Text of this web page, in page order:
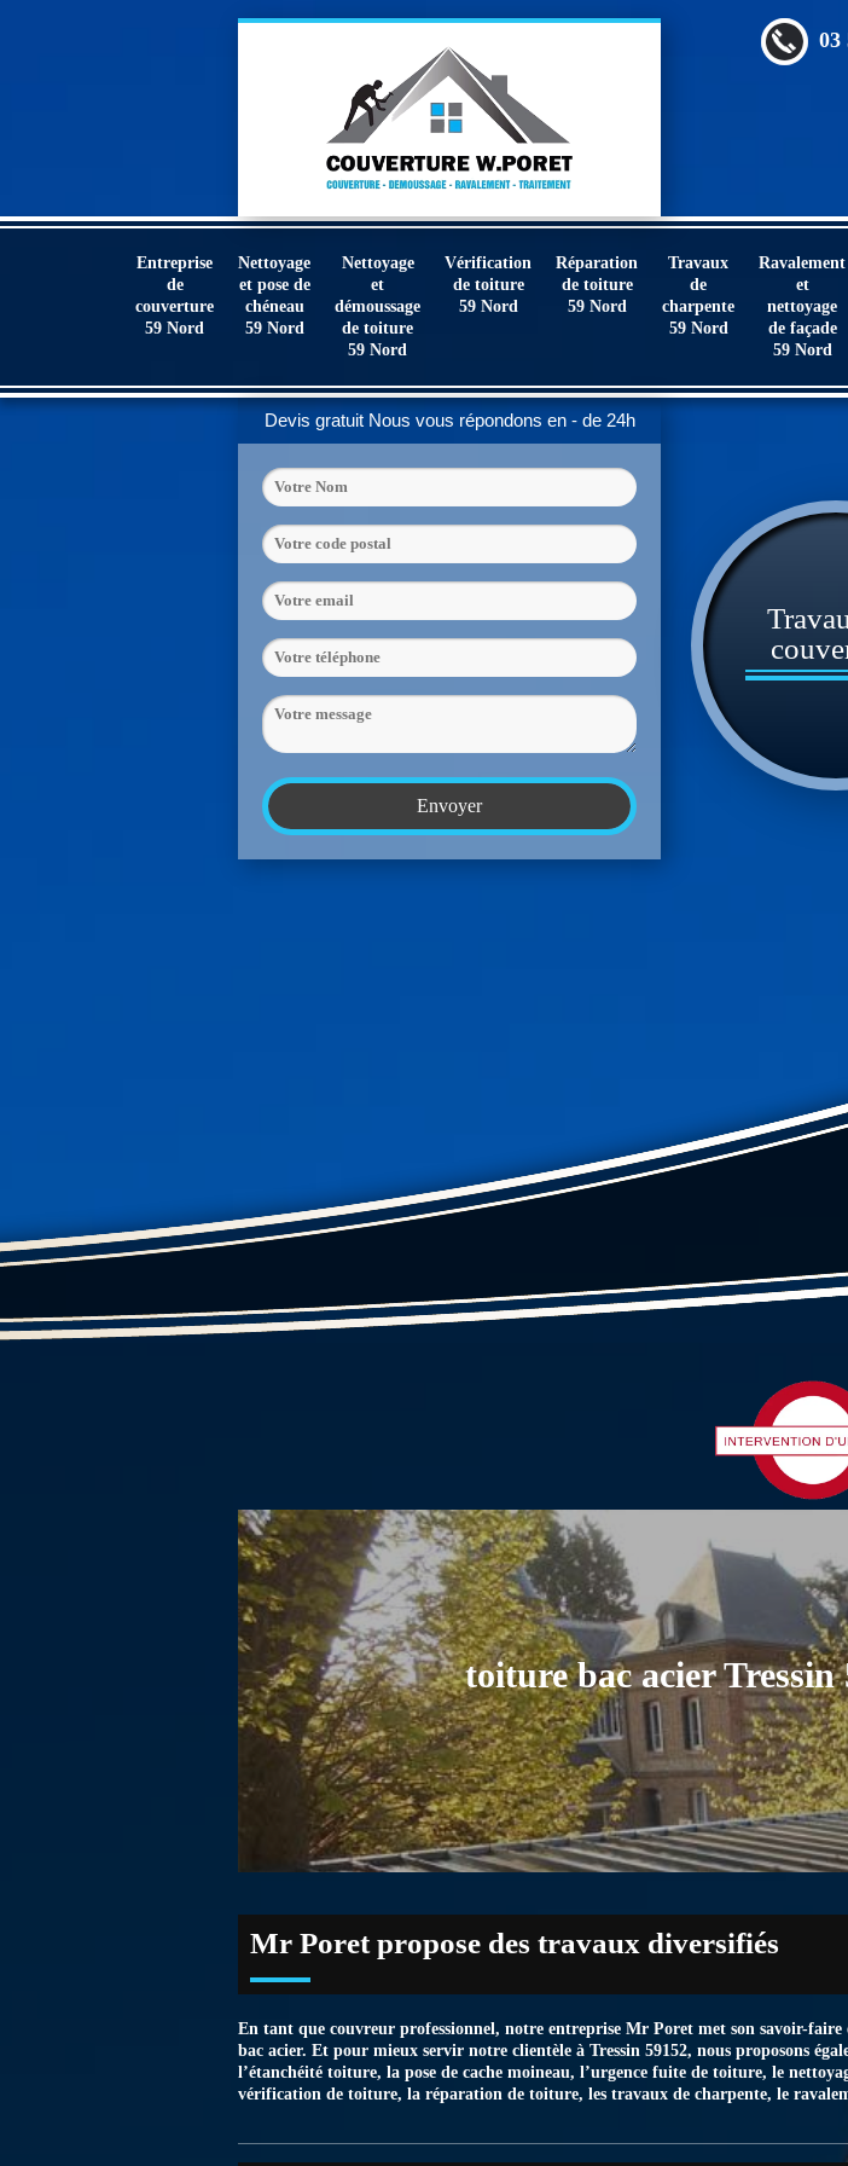
03
Entreprise
de
couverture
59 Nord
Nettoyage
et pose de
chéneau
59 Nord
Nettoyage
et
démoussage
de toiture
59 Nord
Vérification
de toiture
59 Nord
Réparation
de toiture
59 Nord
Travaux
de
charpente
59 Nord
Ravalement
et
nettoyage
de façade
59 Nord
Devis gratuit Nous vous répondons en - de 24h
toiture bac acier
Mr Poret propose des travaux diversifiés
En tant que couvreur professionnel, notre entreprise Mr Poret met son savoir-
bac acier. Et pour mieux servir notre clientèle à Tressin 59152, nous proposons
l’étanchéité toiture, la pose de cache moineau, l’urgence fuite de toiture, le
vérification de toiture, la réparation de toiture, les travaux de charpente, le